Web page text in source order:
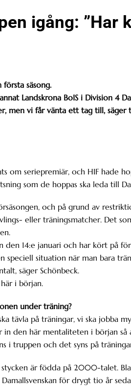
igång: ”Har
första säsong.
Landskrona BoIS i Division 4
men vi får vänta ett tag till, säger
om seriepremiär, och HIF hade
som de hoppas ska leda till
och på grund av
eller träningsmatcher. Det
den 14:e januari och har kört på
speciell situation när man bara
säger Schönbeck.
i början.
under träning?
tävla på träningar, vi ska jobba
in den här mentaliteten i början
i truppen och det syns på
stycken är födda på 2000-talet.
för drygt tio år